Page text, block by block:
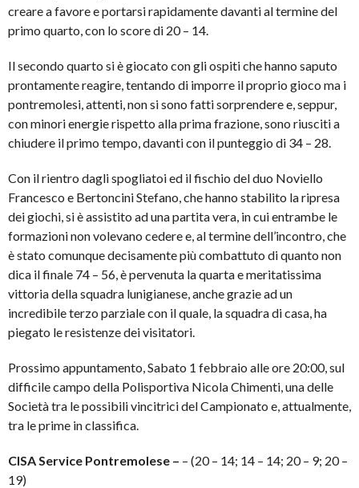
creare a favore e portarsi rapidamente davanti al termine del
primo quarto, con lo score di 20 – 14.
Il secondo quarto si è giocato con gli ospiti che hanno saputo
prontamente reagire, tentando di imporre il proprio gioco ma i
pontremolesi, attenti, non si sono fatti sorprendere e, seppur,
con minori energie rispetto alla prima frazione, sono riusciti a
chiudere il primo tempo, davanti con il punteggio di 34 – 28.
Con il rientro dagli spogliatoi ed il fischio del duo Noviello
Francesco e Bertoncini Stefano, che hanno stabilito la ripresa
dei giochi, si è assistito ad una partita vera, in cui entrambe le
formazioni non volevano cedere e, al termine dell’incontro, che
è stato comunque decisamente più combattuto di quanto non
dica il finale 74 – 56, è pervenuta la quarta e meritatissima
vittoria della squadra lunigianese, anche grazie ad un
incredibile terzo parziale con il quale, la squadra di casa, ha
piegato le resistenze dei visitatori.
Prossimo appuntamento, Sabato 1 febbraio alle ore 20:00, sul
difficile campo della Polisportiva Nicola Chimenti, una delle
Società tra le possibili vincitrici del Campionato e, attualmente,
tra le prime in classifica.
CISA Service Pontremolese – – (20 – 14; 14 – 14; 20 – 9; 20 –
19)